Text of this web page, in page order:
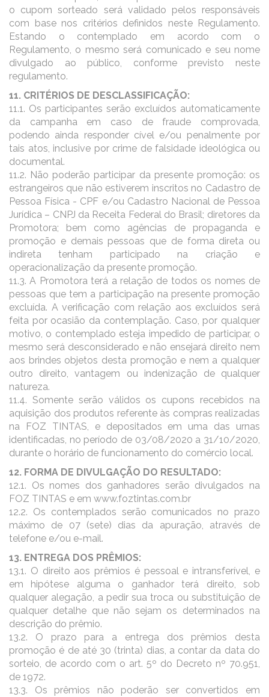
o cupom sorteado será validado pelos responsáveis
com base nos critérios definidos neste Regulamento.
Estando o contemplado em acordo com o
Regulamento, o mesmo será comunicado e seu nome
divulgado ao público, conforme previsto neste
regulamento.
11. CRITÉRIOS DE DESCLASSIFICAÇÃO:
11.1. Os participantes serão excluídos automaticamente
da campanha em caso de fraude comprovada,
podendo ainda responder cível e/ou penalmente por
tais atos, inclusive por crime de falsidade ideológica ou
documental.
11.2. Não poderão participar da presente promoção: os
estrangeiros que não estiverem inscritos no Cadastro de
Pessoa Física - CPF e/ou Cadastro Nacional de Pessoa
Jurídica – CNPJ da Receita Federal do Brasil; diretores da
Promotora; bem como agências de propaganda e
promoção e demais pessoas que de forma direta ou
indireta tenham participado na criação e
operacionalização da presente promoção.
11.3. A Promotora terá a relação de todos os nomes de
pessoas que tem a participação na presente promoção
excluída. A verificação com relação aos excluídos será
feita por ocasião da contemplação. Caso, por qualquer
motivo, o contemplado esteja impedido de participar, o
mesmo será desconsiderado e não ensejará direito nem
aos brindes objetos desta promoção e nem a qualquer
outro direito, vantagem ou indenização de qualquer
natureza.
11.4. Somente serão válidos os cupons recebidos na
aquisição dos produtos referente às compras realizadas
na FOZ TINTAS, e depositados em uma das urnas
identificadas, no período de 03/08/2020 a 31/10/2020,
durante o horário de funcionamento do comércio local.
12. FORMA DE DIVULGAÇÃO DO RESULTADO:
12.1. Os nomes dos ganhadores serão divulgados na
FOZ TINTAS e em www.foztintas.com.br
12.2. Os contemplados serão comunicados no prazo
máximo de 07 (sete) dias da apuração, através de
telefone e/ou e-mail.
13. ENTREGA DOS PRÊMIOS:
13.1. O direito aos prêmios é pessoal e intransferível, e
em hipótese alguma o ganhador terá direito, sob
qualquer alegação, a pedir sua troca ou substituição de
qualquer detalhe que não sejam os determinados na
descrição do prêmio.
13.2. O prazo para a entrega dos prêmios desta
promoção é de até 30 (trinta) dias, a contar da data do
sorteio, de acordo com o art. 5º do Decreto nº 70.951,
de 1972.
13.3. Os prêmios não poderão ser convertidos em